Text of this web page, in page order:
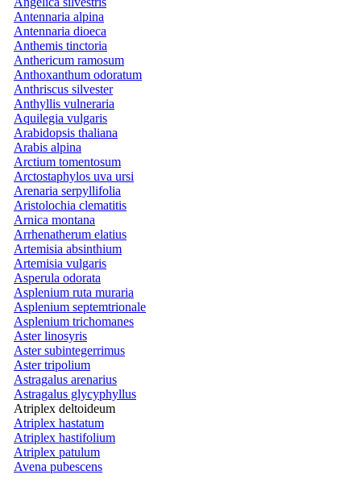
Antennaria alpina
Antennaria dioeca
Anthemis tinctoria
Anthericum ramosum
Anthoxanthum odoratum
Anthriscus silvester
Anthyllis vulneraria
Aquilegia vulgaris
Arabidopsis thaliana
Arabis alpina
Arctium tomentosum
Arctostaphylos uva ursi
Arenaria serpyllifolia
Aristolochia clematitis
Arnica montana
Arrhenatherum elatius
Artemisia absinthium
Artemisia vulgaris
Asperula odorata
Asplenium ruta muraria
Asplenium septemtrionale
Asplenium trichomanes
Aster linosyris
Aster subintegerrimus
Aster tripolium
Astragalus arenarius
Astragalus glycyphyllus
Atriplex deltoideum
Atriplex hastatum
Atriplex hastifolium
Atriplex patulum
Avena pubescens